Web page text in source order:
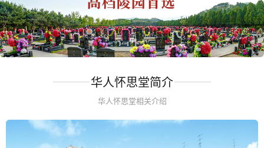
华人怀思堂简介
华人怀思堂相关介绍